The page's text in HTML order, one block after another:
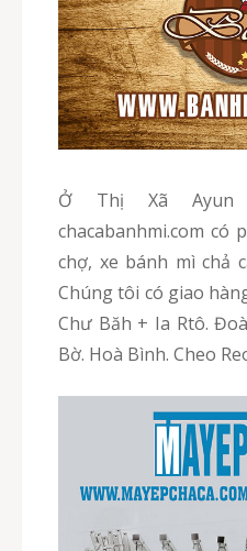
Ở Thị Xã Ayun Pa của Gia Lai,
chacabanhmi.com có
chợ, xe bánh mì chả
Chúng tôi có giao
Chư Băh + Ia Rtô.
Bờ. Hoà Bình. Cheo